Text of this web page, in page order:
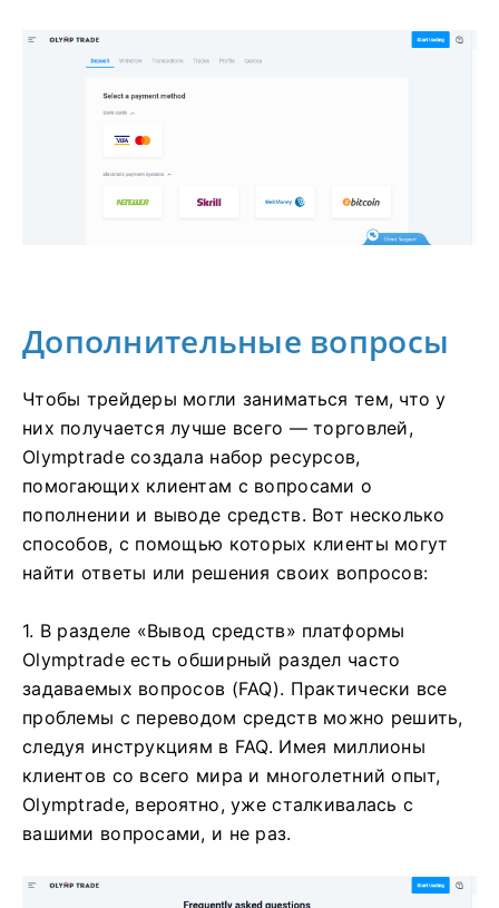
Дополнительные вопросы
Чтобы трейдеры могли заниматься тем, что у
них получается лучше всего — торговлей,
Olymptrade создала набор ресурсов,
помогающих клиентам с вопросами о
пополнении и выводе средств. Вот несколько
способов, с помощью которых клиенты могут
найти ответы или решения своих вопросов:
1. В разделе «Вывод средств» платформы
Olymptrade есть обширный раздел часто
задаваемых вопросов (FAQ). Практически все
проблемы с переводом средств можно решить,
следуя инструкциям в FAQ. Имея миллионы
клиентов со всего мира и многолетний опыт,
Olymptrade, вероятно, уже сталкивалась с
вашими вопросами, и не раз.